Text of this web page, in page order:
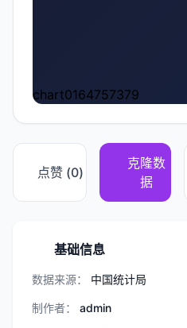
chart0164757379
点赞 (0)
克隆数
据
基础信息
数据来源： 中国统计局
制作者： admin